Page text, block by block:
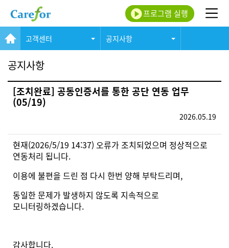
프로그램 실행
고객센터 공지사항
공지사항
[조치완료] 공동인증서를 통한 공단 연동 업무
(05/19)
2026.05.19
현재(2026/5/19 14:37) 오류가 조치되었으며 정상적으로
연동처리 됩니다.
이용에 불편을 드린 점 다시 한번 양해 부탁드리며,
동일한 문제가 발생하지 않도록 지속적으로
모니터링하겠습니다.
감사합니다.